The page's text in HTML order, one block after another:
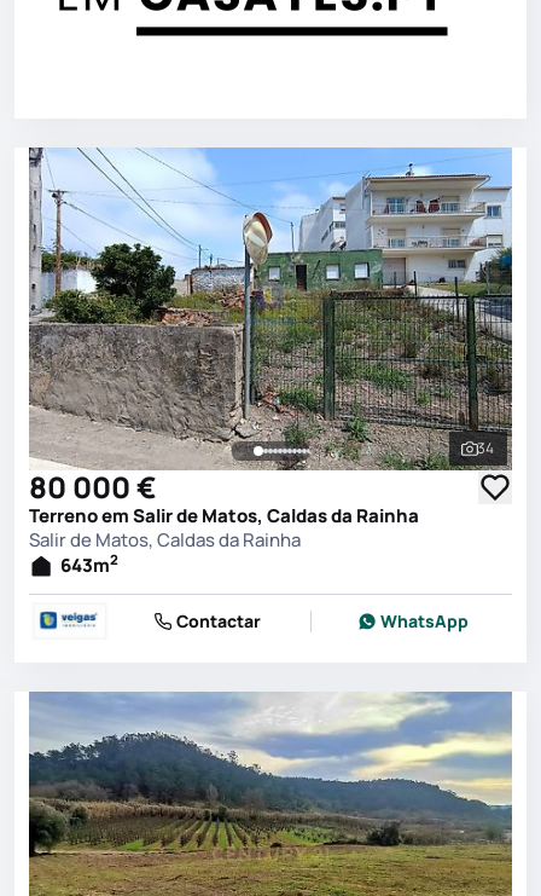
Ver
34
80 000 €
Terreno em Salir de Matos, Caldas da Rainha
Salir de Matos, Caldas da Rainha
643m2
Contactar WhatsApp